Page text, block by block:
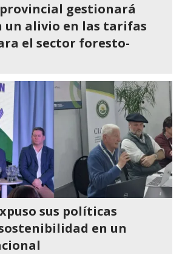
gestionará
un alivio en las tarifas
el sector foresto-
sus políticas
en un